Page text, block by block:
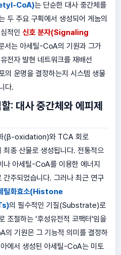
CoA)는 단순한 대사 중간체를
두 주요 구획에서 생성되어 게놈의
적인 신호 분자(Signaling
서는 아세틸-CoA의 기원과 그가
전자 발현 네트워크를 재배선
운명을 결정하는지 시스템 생물
다.
: 대사 중간체와 에피제
(β-oxidation)와 TCA 회로
산물로 생성됩니다. 전통적으
아세틸-CoA를 이용한 에너지
주되었습니다. 그러나 최근 연구
틸화효소(Histone
의 필수적인 기질(Substrate)로
조절하는 '후성유전적 코팩터'임을
의 기원은 그 기능적 의미를 결정하
에서 생성된 아세틸-CoA는 미토